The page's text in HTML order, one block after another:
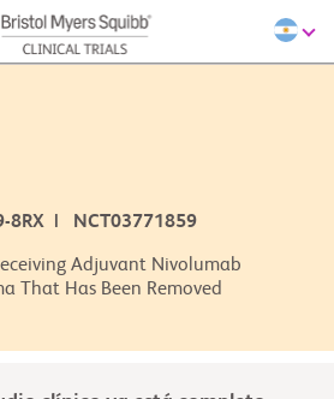
8RX | NCT03771859
Adjuvant Nivolumab
That Has Been Removed